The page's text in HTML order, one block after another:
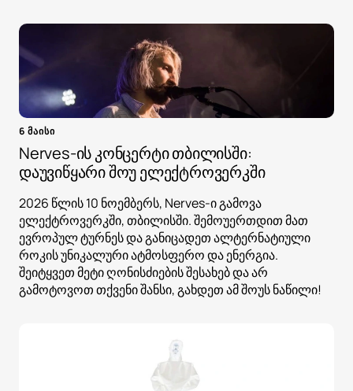
6 მაისი
Nerves-ის კონცერტი თბილისში:
დაუვიწყარი შოუ ელექტროვერკში
2026 წლის 10 ნოემბერს, Nerves-ი გამოვა
ელექტროვერკში, თბილისში. შემოუერთდით მათ
ევროპულ ტურნეს და განიცადეთ ალტერნატიული
როკის უნიკალური ატმოსფერო და ენერგია.
შეიტყვეთ მეტი ღონისძიების შესახებ და არ
გამოტოვოთ თქვენი შანსი, გახდეთ ამ შოუს ნაწილი!